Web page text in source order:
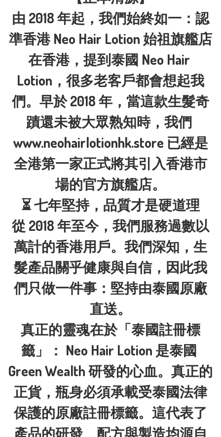
由 2018 年起，我們始終如一：認
準香港 Neo Hair Lotion 始祖旗艦店
在香港，提到泰國 Neo Hair
Lotion，很多老客戶都會想起我
們。早於 2018 年，當這款生髮奇
蹟還未被大眾熟知時，我們
www.neohairlotionhk.store 已經是
全港第一家正式將其引入香港市
場的官方旗艦店。
⏳ 七年堅持，品質才是硬道理
從 2018 年至今，我們服務過數以
萬計的香港用戶。我們深知，生
髮產品關乎健康與自信，因此我
們只做一件事：堅持由泰國原廠
直送。
真正的靈魂在於「泰國註冊標
籤」： Neo Hair Lotion 是泰國
Green Wealth 研發的心血。真正的
正貨，瓶身必須承載受泰國法律
保護的原廠註冊標籤。這代表了
產品的研發、配方與製造均源自